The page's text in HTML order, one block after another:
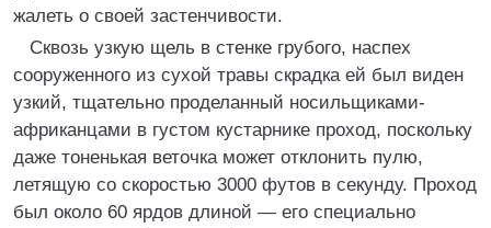
жалеть о своей застенчивости.
Сквозь узкую щель в стенке грубого, наспех
сооруженного из сухой травы скрадка ей был виден
узкий, тщательно проделанный носильщиками-
африканцами в густом кустарнике проход, поскольку
даже тоненькая веточка может отклонить пулю,
летящую со скоростью 3000 футов в секунду. Проход
был около 60 ярдов длиной — его специально